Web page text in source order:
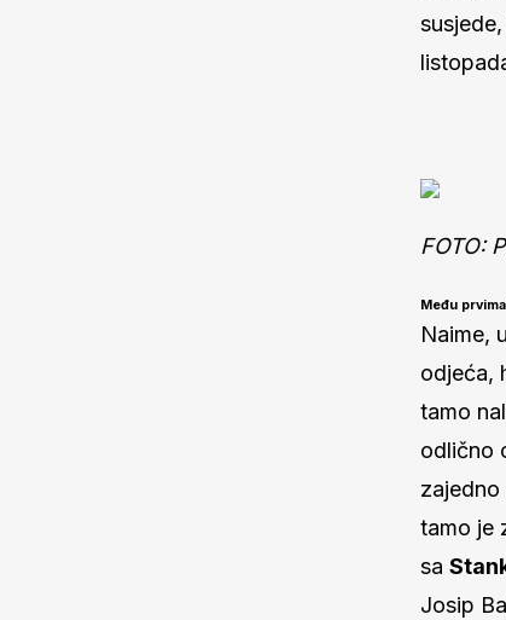
FOTO:
Među
Naime,
odjeća,
tamo
odlično
tamo je
sa
Josip